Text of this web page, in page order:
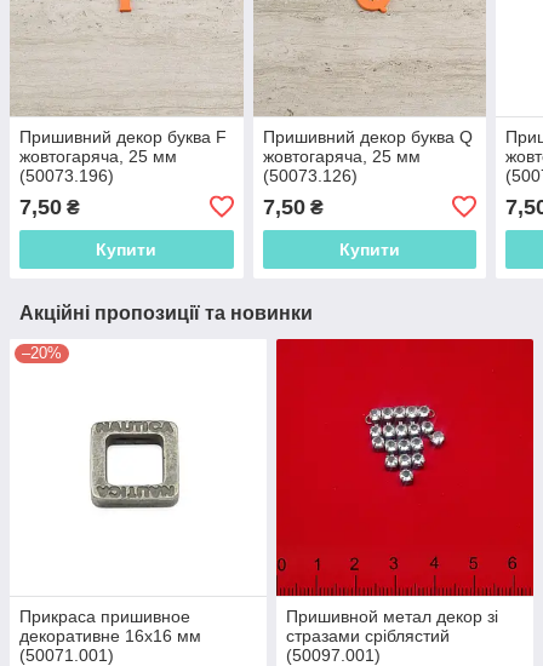
Пришивний декор буква F
жовтогаряча, 25 мм
(50073.196)
7,50 ₴
Купити
Пришивний декор буква Q
жовтогаряча, 25 мм
(50073.126)
7,50₴
Купити
Акційні пропозиції та новинки
–20%
Прикраса пришивное
декоративне 16х16 мм
(50071.001)
Пришивной метал декор зі
стразами сріблястий
(50097.001)